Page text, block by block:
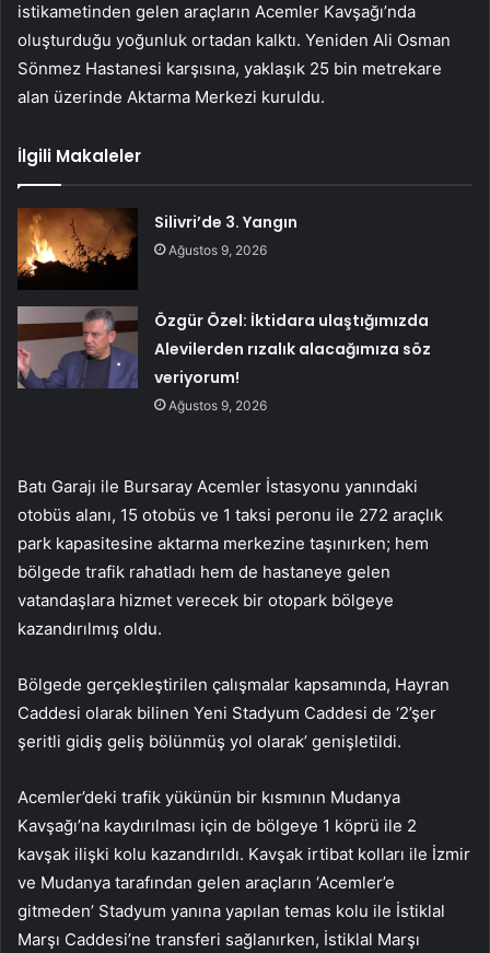
istikametinden gelen araçların Acemler Kavşağı’nda
oluşturduğu yoğunluk ortadan kalktı. Yeniden Ali Osman
Sönmez Hastanesi karşısına, yaklaşık 25 bin metrekare
alan üzerinde Aktarma Merkezi kuruldu.
İlgili Makaleler
Silivri’de 3. Yangın
Ağustos 9, 2026
Özgür Özel: İktidara ulaştığımızda
Alevilerden rızalık alacağımıza söz
veriyorum!
Ağustos 9, 2026
Batı Garajı ile Bursaray Acemler İstasyonu yanındaki
otobüs alanı, 15 otobüs ve 1 taksi peronu ile 272 araçlık
park kapasitesine aktarma merkezine taşınırken; hem
bölgede trafik rahatladı hem de hastaneye gelen
vatandaşlara hizmet verecek bir otopark bölgeye
kazandırılmış oldu.
Bölgede gerçekleştirilen çalışmalar kapsamında, Hayran
Caddesi olarak bilinen Yeni Stadyum Caddesi de ‘2’şer
şeritli gidiş geliş bölünmüş yol olarak’ genişletildi.
Acemler’deki trafik yükünün bir kısmının Mudanya
Kavşağı’na kaydırılması için de bölgeye 1 köprü ile 2
kavşak ilişki kolu kazandırıldı. Kavşak irtibat kolları ile İzmir
ve Mudanya tarafından gelen araçların ‘Acemler’e
gitmeden’ Stadyum yanına yapılan temas kolu ile İstiklal
Marşı Caddesi’ne transferi sağlanırken, İstiklal Marşı